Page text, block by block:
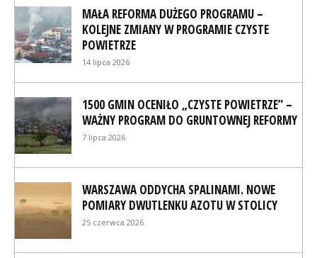
MAŁA REFORMA DUŻEGO PROGRAMU –
KOLEJNE ZMIANY W PROGRAMIE CZYSTE
POWIETRZE
14 lipca 2026
1500 GMIN OCENIŁO „CZYSTE POWIETRZE” –
WAŻNY PROGRAM DO GRUNTOWNEJ REFORMY
7 lipca 2026
WARSZAWA ODDYCHA SPALINAMI. NOWE
POMIARY DWUTLENKU AZOTU W STOLICY
25 czerwca 2026